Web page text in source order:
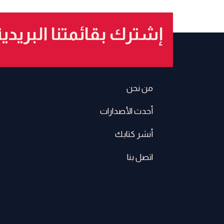
إشترك بقائمتنا
من نحن
أحدث الأصدارات
أنشر كتابك
اتصل بنا